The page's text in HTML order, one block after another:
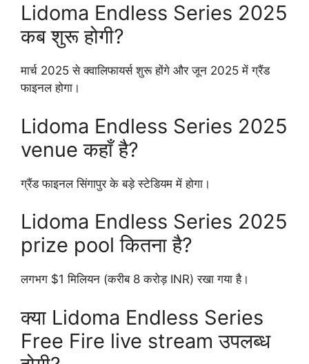
Lidoma Endless Series 2025
कब शुरू होगी?
मार्च 2025 से क्वालिफायर्स शुरू होंगे और जून 2025 में ग्रैंड
फाइनल होगा।
Lidoma Endless Series 2025
venue कहाँ है?
ग्रैंड फाइनल सिंगापुर के बड़े स्टेडियम में होगा।
Lidoma Endless Series 2025
prize pool कितना है?
लगभग $1 मिलियन (करीब 8 करोड़ INR) रखा गया है।
क्या Lidoma Endless Series
Free Fire live stream उपलब्ध